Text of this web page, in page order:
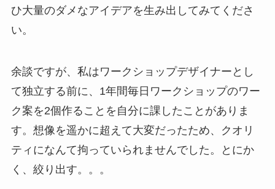
ひ大量のダメなアイデアを生み出してみてくださ
い。
余談ですが、私はワークショップデザイナーとし
て独立する前に、1年間毎日ワークショップのワー
ク案を2個作ることを自分に課したことがありま
す。想像を遥かに超えて大変だったため、クオリ
ティになんて拘っていられませんでした。とにか
く、絞り出す。。。